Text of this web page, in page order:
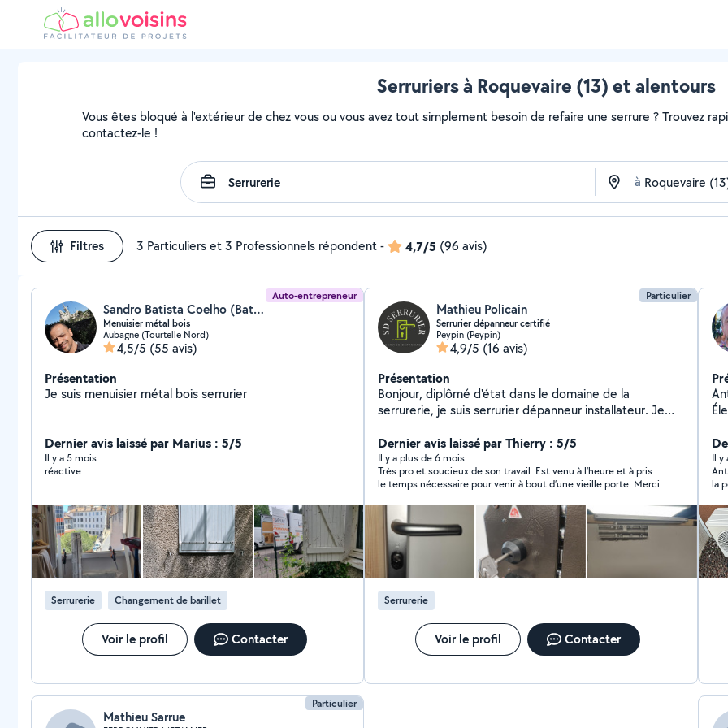
Serruriers à Roquevaire (13) et alentours
Vous êtes bloqué à l'extérieur de chez vous ou vous avez tout simplement besoin de refaire une serrure ? Trouvez
contactez-le !
à
Filtres 3 Particuliers et 3 Professionnels répondent- 4,7/5 (96 avis)
Auto-entrepreneur
Sandro Batista Coelho (Batista métal bois)
Menuisier métal bois
Aubagne (Tourtelle Nord)
4,5/5 (55 avis)
Présentation
Je suis menuisier métal bois serrurier
Dernier avis laissé par Marius : 5/5
Il y a 5 mois
réactive
Serrurerie Changement de barillet
Voir le profil Contacter
Particulier
Mathieu Policain
Serrurier dépanneur certifié
Peypin (Peypin)
4,9/5 (16 avis)
Présentation
Bonjour, diplômé d'état dans le domaine de la
serrurerie, je suis serrurier dépanneur installateur. Je
les dépannage 24h/24h et 7j/7j, le changement de
serrure, le blindage de porte, la mise en place de vidéo
surveillance, l'installation de volet roulant, le
replacement de vitrage suite à effraction. Egalement
spécialisé dans l'entretien des espaces vers au vu de
mes différentes formations et de mes 8 années
d'expérience dans le domaine. Je suis à l'écoute de
mes clients pour satisfaire leurs demandes et leurs
envies.
Dernier avis laissé par Thierry : 5/5
Il y a plus de 6 mois
Très pro et soucieux de son travail. Est venu à l’heure et à pris
le temps nécessaire pour venir à bout d’une vieille porte. Merci
Serrurerie
Voir le profil Contacter
Électricité
de
à
Il y
la
le
Particulier
Mathieu Sarrue